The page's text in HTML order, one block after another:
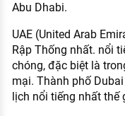
Abu Dhabi.
UAE (United Arab
Rập Thống nhất. nổi
chóng, đặc biệt là
mại. Thành phố
lịch nổi tiếng nhất thế